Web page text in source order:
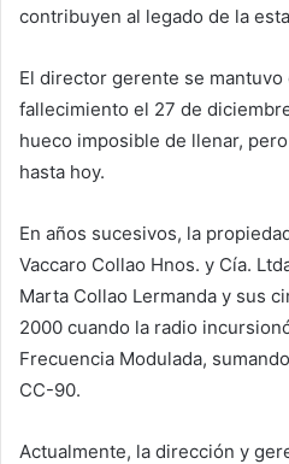
contribuyen al legado de la
El director gerente se
fallecimiento el 27 de
hueco imposible de llenar,
hasta hoy.
En años sucesivos, la
Vaccaro Collao Hnos. y Cía.
Marta Collao Lermanda y sus
2000 cuando la radio
Frecuencia Modulada,
CC-90.
Actualmente, la dirección y